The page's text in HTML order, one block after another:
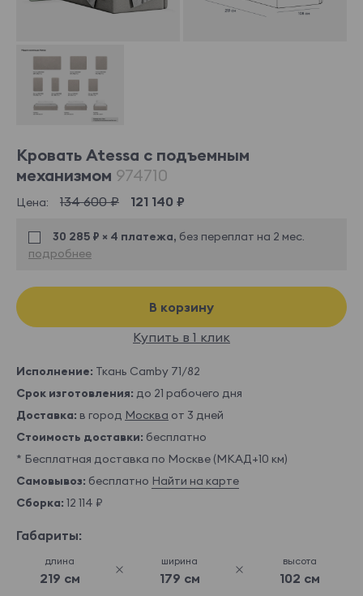
Кровать Atessa с подъемным
механизмом 974710
Цена: 134 600 ₽ 121 140 ₽
30 285 ₽ × 4 платежа, без переплат на 2 мес.
подробнее
В корзину
Купить в 1 клик
Исполнение: Ткань Camby 71/82
Срок изготовления: до 21 рабочего дня
Доставка: в город Москва от 3 дней
Стоимость доставки: бесплатно
* Бесплатная доставка по Москве (МКАД+10 км)
Самовывоз: бесплатно Найти на карте
Сборка: 12 114 ₽
Габариты:
длина
219 см
ширина
179 см
высота
102 см